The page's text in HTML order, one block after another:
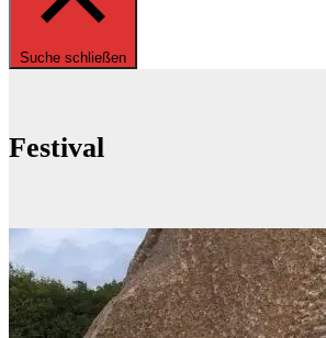
Suche schließen
Festival